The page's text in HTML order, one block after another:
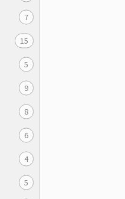
7
15
5
9
8
6
4
5